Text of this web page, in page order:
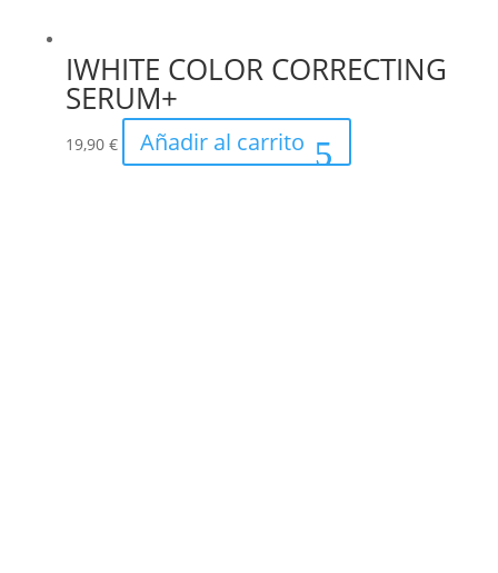
IWHITE COLOR CORRECTING
SERUM+
19,90 € Añadir al carrito